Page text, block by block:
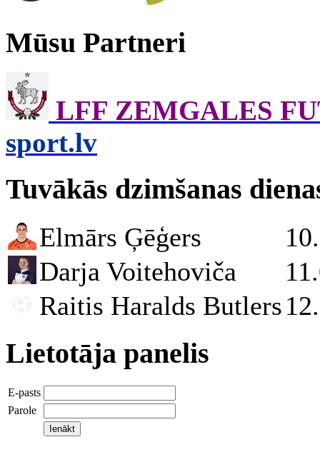
Mūsu Partneri
LFF ZEMGALES
sport.lv
Tuvākās dzimšanas
Elmārs Ģēģers
Darja Voitehoviča
Raitis Haralds Butlers
Lietotāja panelis
E-pasts
Parole